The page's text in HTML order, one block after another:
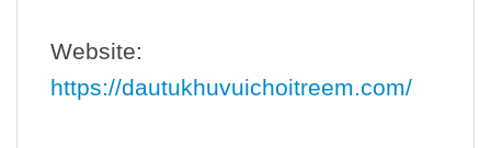
Website:
https://dautukhuvuichoitreem.com/